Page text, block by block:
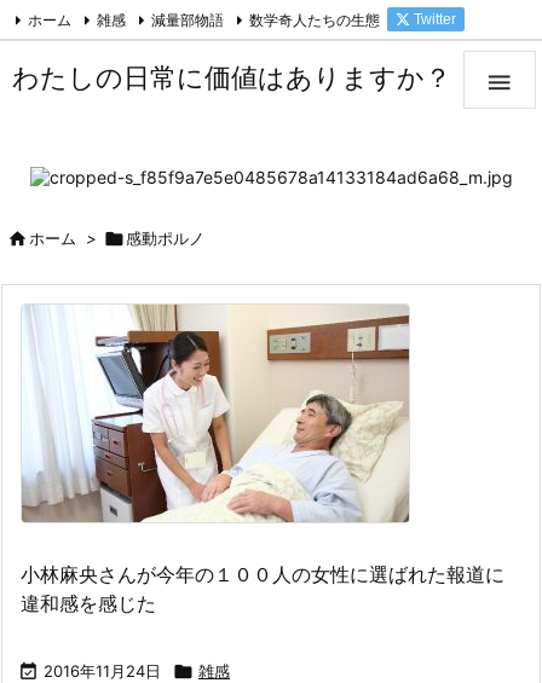

ホーム 雑感 減量部物語 数学奇人たちの生態 Twitter
わたしの日常に価値はありますか？
ホーム > 感動ポルノ
小林麻央さんが今年の１００人の女性に選ばれた報道に
違和感を感じた
 2016年11月24日  雑感